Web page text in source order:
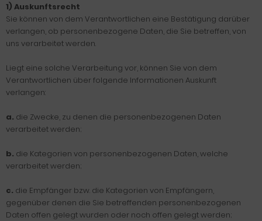
1) Auskunftsrecht
Sie können von dem Verantwortlichen eine Bestätigung darüber
verlangen, ob personenbezogene Daten, die Sie betreffen, von
uns verarbeitet werden.
Liegt eine solche Verarbeitung vor, können Sie von dem
Verantwortlichen über folgende Informationen Auskunft
verlangen:
a. die Zwecke, zu denen die personenbezogenen Daten
verarbeitet werden;
b. die Kategorien von personenbezogenen Daten, welche
verarbeitet werden;
c. die Empfänger bzw. die Kategorien von Empfängern,
gegenüber denen die Sie betreffenden personenbezogenen
Daten offen gelegt wurden oder noch offen gelegt werden;